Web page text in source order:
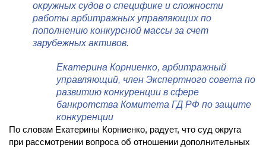
окружных судов о специфике и сложности
работы арбитражных управляющих по
пополнению конкурсной массы за счет
зарубежных активов.
Екатерина Корниенко, арбитражный
управляющий, член Экспертного совета по
развитию конкуренции в сфере
банкротства Комитета ГД РФ по защите
конкуренции
По словам Екатерины Корниенко, радует, что суд округа
при рассмотрении вопроса об отношении дополнительных